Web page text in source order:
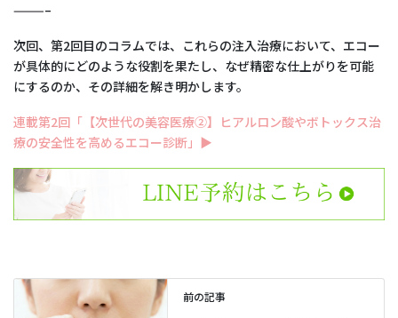
———–
次回、第2回目のコラムでは、これらの注入治療において、エコー
が具体的にどのような役割を果たし、なぜ精密な仕上がりを可能
にするのか、その詳細を解き明かします。
連載第2回「【次世代の美容医療②】ヒアルロン酸やボトックス治
療の安全性を高めるエコー診断」▶
前の記事